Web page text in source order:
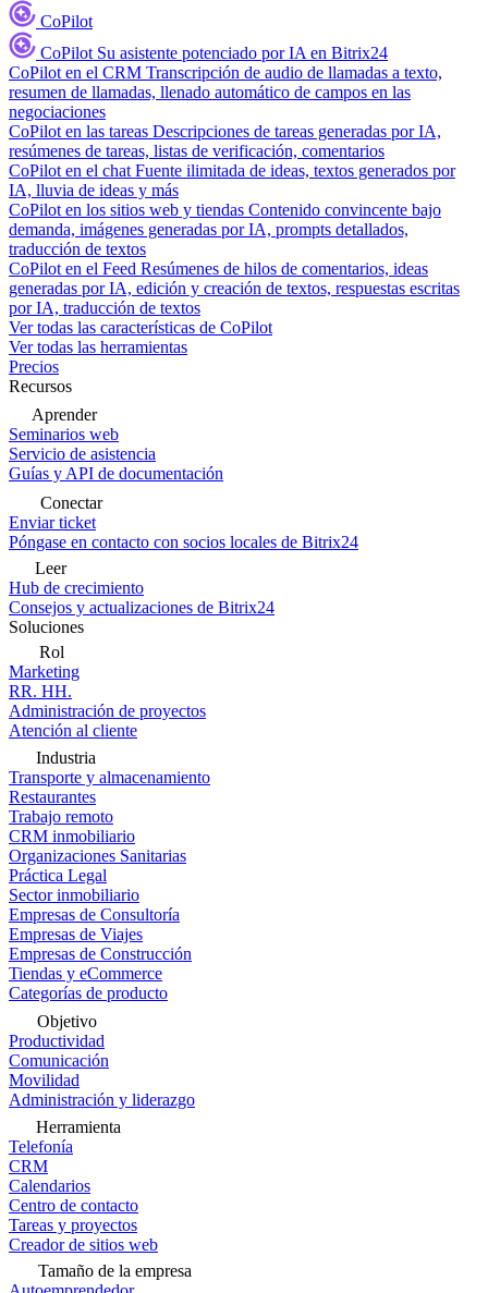
CoPilot
CoPilot Su asistente potenciado por IA en Bitrix24
CoPilot en el CRM Transcripción de audio de llamadas a texto,
resumen de llamadas, llenado automático de campos en las
negociaciones
CoPilot en las tareas Descripciones de tareas generadas por IA,
resúmenes de tareas, listas de verificación, comentarios
CoPilot en el chat Fuente ilimitada de ideas, textos generados por
IA, lluvia de ideas y más
CoPilot en los sitios web y tiendas Contenido convincente bajo
demanda, imágenes generadas por IA, prompts detallados,
traducción de textos
CoPilot en el Feed Resúmenes de hilos de comentarios, ideas
generadas por IA, edición y creación de textos, respuestas escritas
por IA, traducción de textos
Ver todas las características de CoPilot
Ver todas las herramientas
Precios
Recursos
Aprender
Seminarios web
Servicio de asistencia
Guías y API de documentación
Conectar
Enviar ticket
Póngase en contacto con socios locales de Bitrix24
Leer
Hub de crecimiento
Consejos y actualizaciones de Bitrix24
Soluciones
Rol
Marketing
RR. HH.
Administración de proyectos
Atención al cliente
Industria
Transporte y almacenamiento
Restaurantes
Trabajo remoto
CRM inmobiliario
Organizaciones Sanitarias
Práctica Legal
Sector inmobiliario
Empresas de Consultoría
Empresas de Viajes
Empresas de Construcción
Tiendas y eCommerce
Categorías de producto
Objetivo
Productividad
Comunicación
Movilidad
Administración y liderazgo
Herramienta
Telefonía
CRM
Calendarios
Centro de contacto
Tareas y proyectos
Creador de sitios web
Tamaño de la empresa